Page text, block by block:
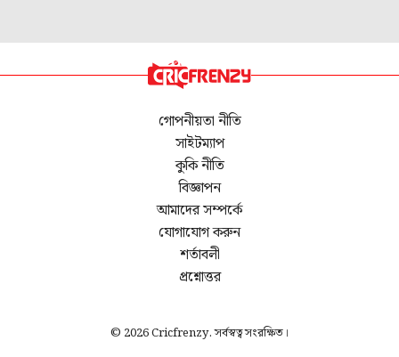
গোপনীয়তা নীতি
সাইটম্যাপ
কুকি নীতি
বিজ্ঞাপন
আমাদের সম্পর্কে
যোগাযোগ করুন
শর্তাবলী
প্রশ্নোত্তর
© 2026 Cricfrenzy. সর্বস্বত্ব সংরক্ষিত।